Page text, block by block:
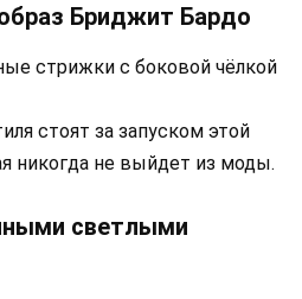
Бриджит Бардо
стоят за запуском этой
никогда не выйдет из моды.
светлыми